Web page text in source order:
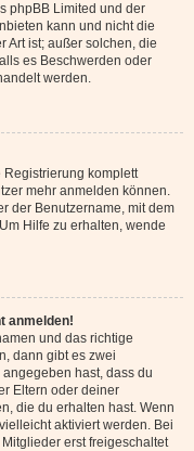
phpBB Limited und der
kann und nicht die
Art ist; außer solchen, die
es Beschwerden oder
werden.
Registrierung komplett
mehr anmelden können.
der Benutzername, mit dem
Hilfe zu erhalten, wende
anmelden!
und das richtige
dann gibt es zwei
hast, dass du
Eltern oder deiner
die du erhalten hast. Wenn
aktiviert werden. Bei
erst freigeschaltet